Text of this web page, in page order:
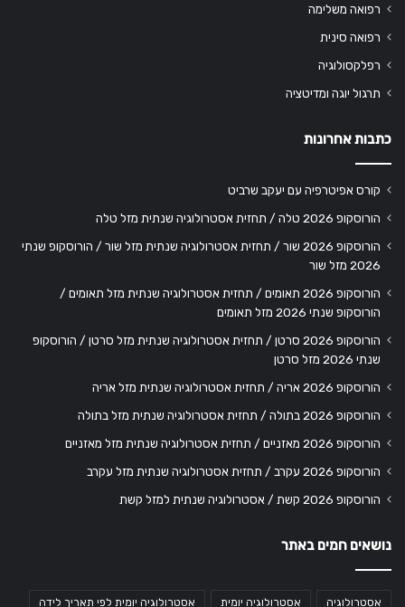
רפואה משלימה
רפואה סינית
רפלקסולוגיה
תרגול יוגה ומדיטציה
כתבות אחרונות
קורס אפיטרפיה עם יעקב שרביט
הורוסקופ 2026 טלה / תחזית אסטרולוגיה שנתית מזל טלה
הורוסקופ 2026 שור / תחזית אסטרולוגיה שנתית מזל שור / הורוסקופ שנתי
2026 מזל שור
הורוסקופ 2026 תאומים / תחזית אסטרולוגיה שנתית מזל תאומים /
הורוסקופ שנתי 2026 מזל תאומים
הורוסקופ 2026 סרטן / תחזית אסטרולוגיה שנתית מזל סרטן / הורוסקופ
שנתי 2026 מזל סרטן
הורוסקופ 2026 אריה / תחזית אסטרולוגיה שנתית מזל אריה
הורוסקופ 2026 בתולה / תחזית אסטרולוגיה שנתית מזל בתולה
הורוסקופ 2026 מאזניים / תחזית אסטרולוגיה שנתית מזל מאזניים
הורוסקופ 2026 עקרב / תחזית אסטרולוגיה שנתית מזל עקרב
הורוסקופ 2026 קשת / אסטרולוגיה שנתית למזל קשת
נושאים חמים באתר
אסטרולוגיה אסטרולוגיה יומית אסטרולוגיה יומית לפי תאריך לידה